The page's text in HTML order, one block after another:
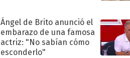
Ángel de Brito anunció el
embarazo de una famosa
actriz: "No sabían cómo
esconderlo"